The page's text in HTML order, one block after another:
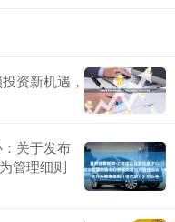
资新机遇，
关于发布
管理细则